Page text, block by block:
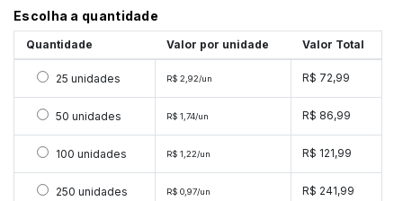
Escolha a quantidade
Quantidade Valor por unidade Valor Total
Selecionar 25 unidades
25 unidades R$ 2,92/un R$ 72,99
Selecionar 50 unidades
50 unidades R$ 1,74/un R$ 86,99
Selecionar 100 unidades
100 unidades R$ 1,22/un R$ 121,99
Selecionar 250 unidades
250 unidades R$ 0,97/un R$ 241,99